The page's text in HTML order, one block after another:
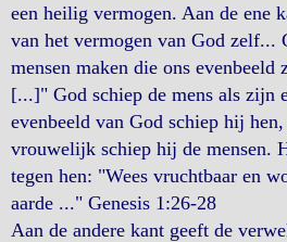
een heilig vermogen. Aan de ene
van het vermogen van God zelf...
mensen maken die ons
[...]" God schiep de mens als zijn
evenbeeld van God schiep hij
vrouwelijk schiep hij de mensen.
tegen hen: "Wees vruchtbaar en
aarde ..." Genesis 1:26-28
Aan de andere kant geeft de